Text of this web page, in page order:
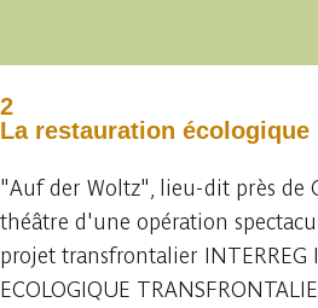
2
La restauration écologique
"Auf der Woltz", lieu-dit près de
théâtre d'une opération
projet transfrontalier INTERREG
ECOLOGIQUE